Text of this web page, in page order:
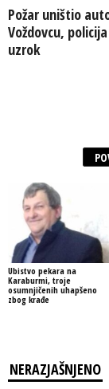
Požar uništio
Voždovcu,
uzrok
Ubistvo pekara na
Karaburmi, troje
osumnjičenih uhapšeno
zbog krađe
NERAZJAŠNJENO